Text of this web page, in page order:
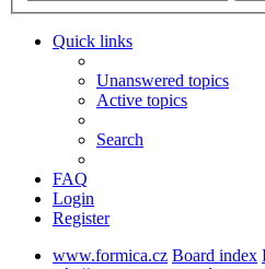
Quick links
Unanswered topics
Active topics
Search
FAQ
Login
Register
www.formica.cz Board index